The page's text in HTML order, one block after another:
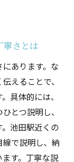
寧さとは
あります。な
えることで、
具体的には、
とつ説明し、
池田駅近くの
で説明し、納
す。丁寧な説